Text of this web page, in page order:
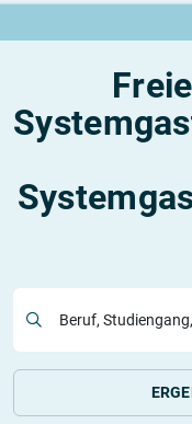
Beruf,